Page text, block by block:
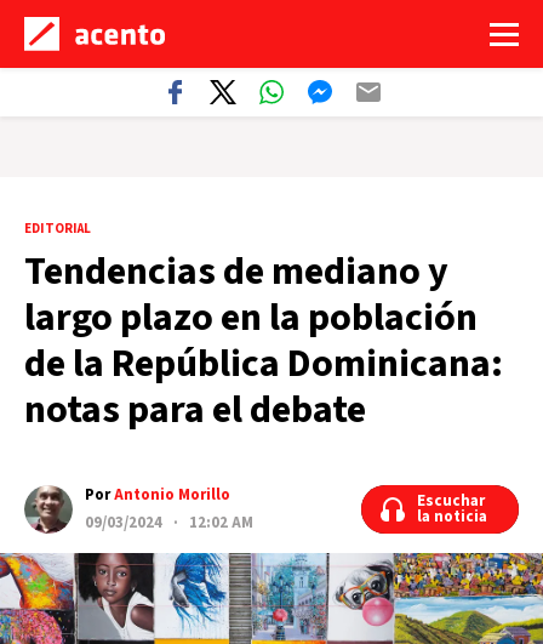
EDITORIAL
Tendencias de mediano y
largo plazo en la población
de la República Dominicana:
notas para el debate
PorAntonio Morillo
09/03/2024 · 12:02 AM
Escuchar
la noticia
Escuchar
la noticia